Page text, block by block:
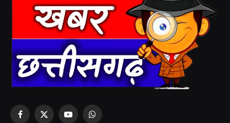
Facebook
X
YouTubeWhatsApp